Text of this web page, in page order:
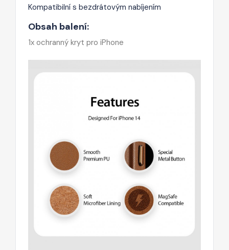
Kompatibilní s bezdrátovým nabíjením
Obsah balení:
1x ochranný kryt pro iPhone